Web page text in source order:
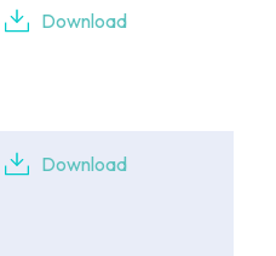
Download
Download